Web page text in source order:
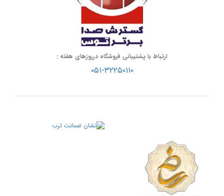
ارتباط با پشتیبانی فروشگاه درروزهای هفته :
۰۵۱-۳۲۲۵۰۱۱۰